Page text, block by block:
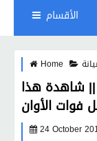
الأقسام
Home
شاهدة هذا
فوات الأوان
24 October